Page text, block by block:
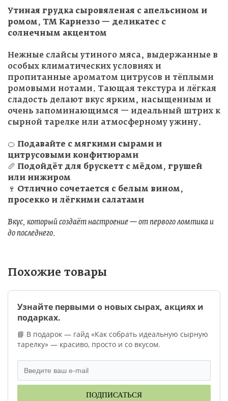
Утиная грудка сыровяленая с апельсином и
ромом, ТМ Карнеззо — деликатес с
солнечным акцентом
Нежные слайсы утиного мяса, выдержанные в
особых климатических условиях и
пропитанные ароматом цитрусов и тёплыми
ромовыми нотами. Тающая текстура и лёгкая
сладость делают вкус ярким, насыщенным и
очень запоминающимся — идеальный штрих к
сырной тарелке или атмосферному ужину.
🍊 Подавайте с мягкими сырами и
цитрусовыми конфитюрами
🥖 Подойдёт для брускетт с мёдом, грушей
или инжиром
🍷 Отлично сочетается с белым вином,
просекко и лёгкими салатами
Вкус, который создаёт настроение — от первого ломтика и
до последнего.
Похожие товары
Узнайте первыми о новых сырах, акциях и
подарках.
📘 В подарок — гайд «Как собрать идеальную сырную
тарелку» — красиво, просто и со вкусом.
ПОДПИСАТЬСЯ